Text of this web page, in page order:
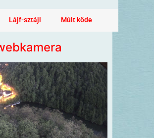
Lájf-sztájl Múlt köde